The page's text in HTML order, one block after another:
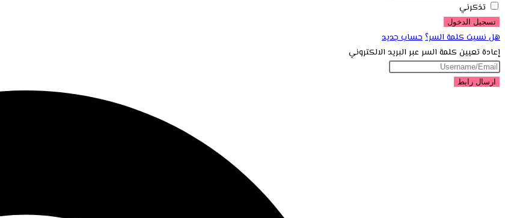
تذكرني
تسجيل الدخول
هل نسيت كلمة السر؟حساب جديد
إعادة تعيين كلمة السر عبر البريد الالكتروني
ارسال رابط